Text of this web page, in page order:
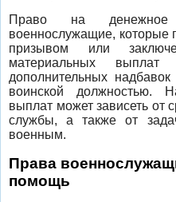
Право на денежное
военнослужащие, которые
призывом или
материальных выплат
дополнительных
воинской должностью.
выплат может зависеть от
службы, а также от
военным.
Права
помощь